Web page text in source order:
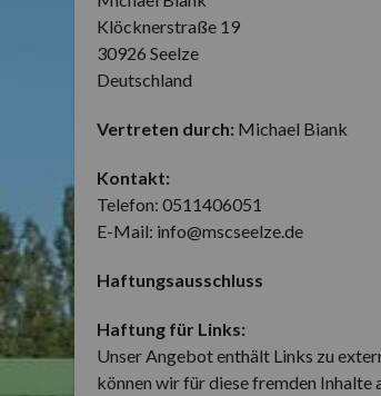
Klöcknerstraße 19
30926 Seelze
Deutschland
Vertreten durch: Michael Biank
Kontakt:
Telefon: 0511406051
E-Mail: info@mscseelze.de
Haftungsausschluss
Haftung für Links:
Unser Angebot enthält Links zu
können wir für diese fremden Inhalte